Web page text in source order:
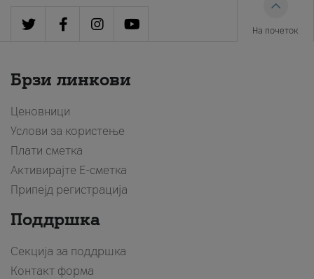
На почеток
Брзи линкови
Ценовници
Услови за користење
Плати сметка
Активирајте Е-сметка
Припејд регистрација
Поддршка
Секција за поддршка
Контакт форма